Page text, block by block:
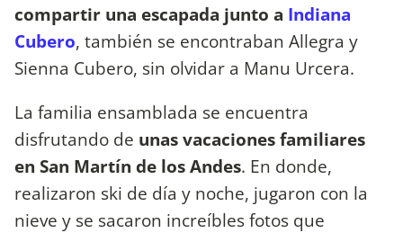
compartir una escapada junto a Indiana
Cubero, también se encontraban Allegra y
Sienna Cubero, sin olvidar a Manu Urcera.
La familia ensamblada se encuentra
disfrutando de unas vacaciones familiares
en San Martín de los Andes. En donde,
realizaron ski de día y noche, jugaron con la
nieve y se sacaron increíbles fotos que